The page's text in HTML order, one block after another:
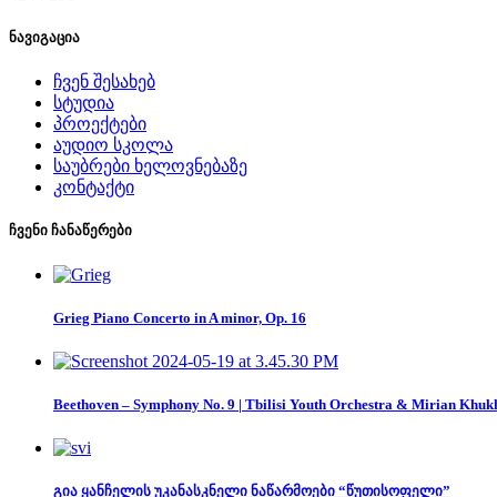
ნავიგაცია
ჩვენ შესახებ
სტუდია
პროექტები
აუდიო სკოლა
საუბრები ხელოვნებაზე
კონტაქტი
ჩვენი ჩანაწერები
Grieg Piano Concerto in A minor, Op. 16
Beethoven – Symphony No. 9 | Tbilisi Youth Orchestra & Mirian
გია ყანჩელის უკანასკნელი ნაწარმოები “წუთისოფელი”